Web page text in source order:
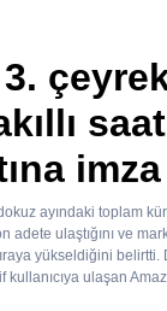
saat
imza
ayındaki toplam
adete ulaştığını ve
yükseldiğini
ulaşan